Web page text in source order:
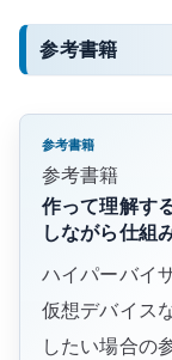
参考書籍
参考書籍
参考書籍
作って理解す
しながら仕組
ハイパーバイ
仮想デバイス
したい場合の